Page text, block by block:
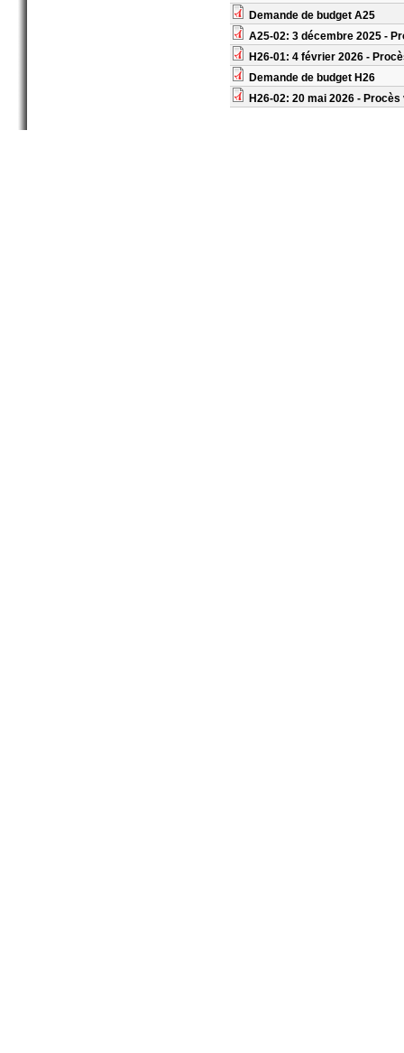
Demande de budget A25
A25-02: 3 décembre 2025 -
H26-01: 4 février 2026 -
Demande de budget H26
H26-02: 20 mai 2026 -